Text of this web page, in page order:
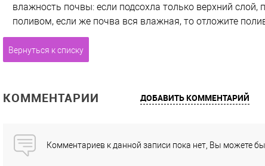
влажность почвы: если подсохла только верхний
поливом, если же почва вся влажная, то отложите
Вернуться к списку
КОММЕНТАРИИ ДОБАВИТЬ КОММЕНТАРИЙ
Комментариев к данной записи пока нет, Вы можете